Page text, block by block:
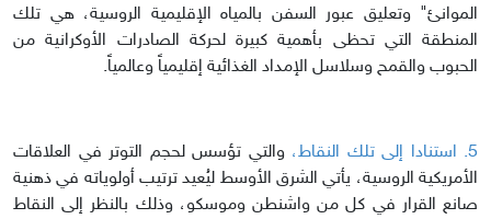
الموانئ" وتعليق عبور السفن بالمياه الإقليمية الروسية، هي تلك
المنطقة التي تحظى بأهمية كبيرة لحركة الصادرات الأوكرانية من
الحبوب والقمح وسلاسل الإمداد الغذائية إقليمياً وعالمياً.
5. استنادا إلى تلك النقاط،
والتي تؤسس لحجم التوتر في العلاقات
الأمريكية الروسية، يأتي الشرق الأوسط ليُعيد ترتيب أولوياته في ذهنية
صانع القرار في كل من واشنطن وموسكو، وذلك بالنظر إلى النقاط